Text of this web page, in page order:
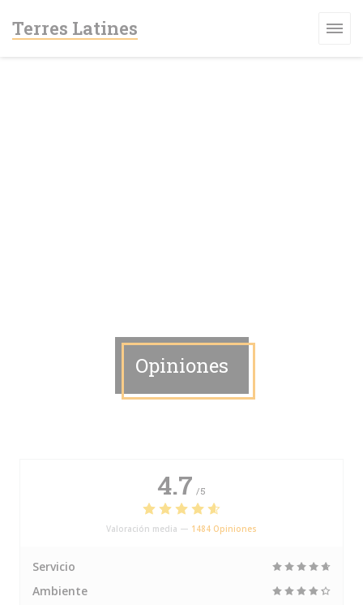
Terres Latines
Opiniones
4.7 /5
Valoración media — 1484 Opiniones
Servicio
Ambiente